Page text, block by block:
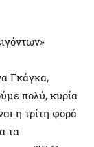
Γκάγκα,
πολύ, κυρία
η τρίτη φορά
τα